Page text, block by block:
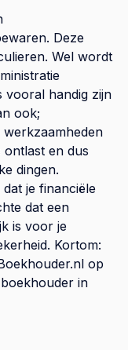
Deze
Wel wordt
vooral handig zijn
ook;
en dus
dingen.
je financiële
dat een
is voor je
Kortom:
op
in